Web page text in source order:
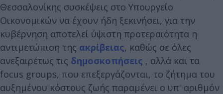
Θεσσαλονίκης συσκέψεις στο Υπουργείο
Οικονομικών να έχουν ήδη ξεκινήσει, για την
κυβέρνηση αποτελεί ύψιστη προτεραιότητα η
αντιμετώπιση της ακρίβειας, καθώς σε όλες
ανεξαιρέτως τις δημοσκοπήσεις , αλλά και τα
focus groups, που επεξεργάζονται, το ζήτημα του
αυξημένου κόστους ζωής παραμένει ο υπ' αριθμόν